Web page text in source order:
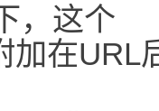
，这个
加在URL